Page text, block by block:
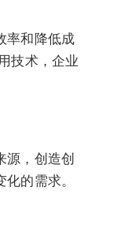
率和降低成
技术，企业
源，创造创
的需求。